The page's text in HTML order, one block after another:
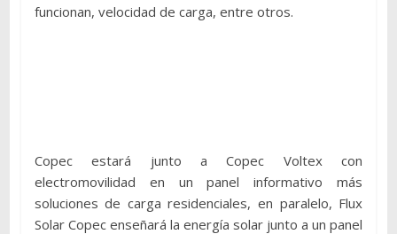
funcionan, velocidad de carga, entre otros.
Copec estará junto a Copec Voltex con
electromovilidad en un panel informativo más
soluciones de carga residenciales, en paralelo, Flux
Solar Copec enseñará la energía solar junto a un panel